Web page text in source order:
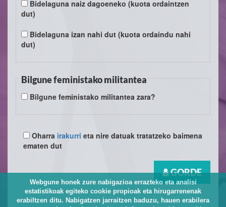
dut)
dut)
Bilgune feministako militantea
Bilgune feministako militantea zara?
Oharra irakurri eta nire datuak tratatzeko baimena
ematen dut
GORDE
Webgune honek zure nabigazioa errazteko eta analisi
estatistikoak egiteko cookie propioak eta hirugarrenenak
erabiltzen ditu. Nabigatzen jarraitzen baduzu, hauen erabilera